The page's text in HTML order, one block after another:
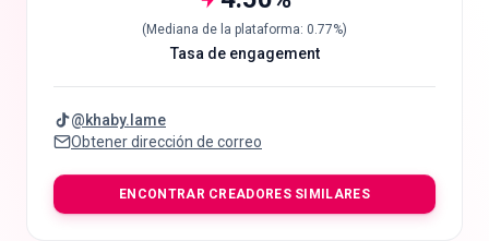
( Mediana de la plataforma: 0.77%)
Tasa de engagement
@khaby.lame
Obtener dirección de correo
ENCONTRAR CREADORES SIMILARES